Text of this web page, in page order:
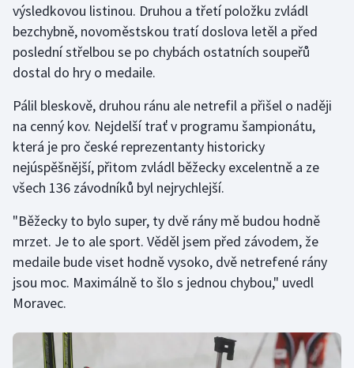
Stolní tenis
Triatlon
Veslování
Vodní slalom
Volejbal
Ostatní
výsledkovou listinou. Druhou a třetí položku zvládl
bezchybně, novoměstskou tratí doslova letěl a před
poslední střelbou se po chybách ostatních soupeřů
dostal do hry o medaile.
Pálil bleskově, druhou ránu ale netrefil a přišel o naději
na cenný kov. Nejdelší trať v programu šampionátu,
která je pro české reprezentanty historicky
nejúspěšnější, přitom zvládl běžecky excelentně a ze
všech 136 závodníků byl nejrychlejší.
"Běžecky to bylo super, ty dvě rány mě budou hodně
mrzet. Je to ale sport. Věděl jsem před závodem, že
medaile bude viset hodně vysoko, dvě netrefené rány
jsou moc. Maximálně to šlo s jednou chybou," uvedl
Moravec.